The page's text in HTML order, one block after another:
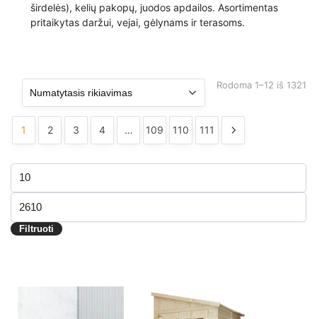
širdelės), kelių pakopų, juodos apdailos. Asortimentas
pritaikytas daržui, vejai, gėlynams ir terasoms.
Rodoma 1–12 iš 1321
Filtruoti
pagal
kainą
Min
kaina
Maks
kaina
Filtruoti
1 2 3 4 … 109 110 111